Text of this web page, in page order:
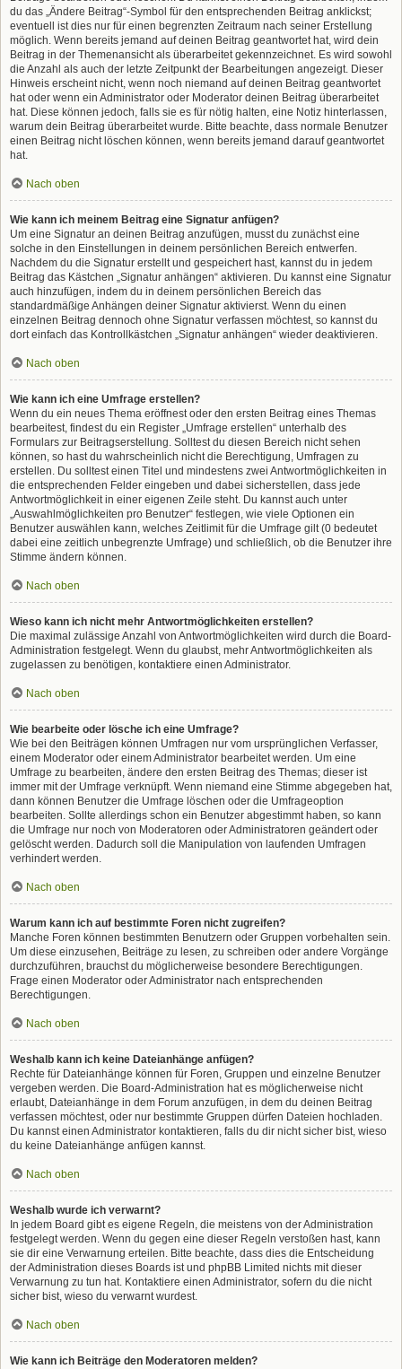
du das „Ändere Beitrag“-Symbol für den entsprechenden Beitrag anklickst;
eventuell ist dies nur für einen begrenzten Zeitraum nach seiner Erstellung
möglich. Wenn bereits jemand auf deinen Beitrag geantwortet hat, wird dein
Beitrag in der Themenansicht als überarbeitet gekennzeichnet. Es wird sowohl
die Anzahl als auch der letzte Zeitpunkt der Bearbeitungen angezeigt. Dieser
Hinweis erscheint nicht, wenn noch niemand auf deinen Beitrag geantwortet
hat oder wenn ein Administrator oder Moderator deinen Beitrag überarbeitet
hat. Diese können jedoch, falls sie es für nötig halten, eine Notiz hinterlassen,
warum dein Beitrag überarbeitet wurde. Bitte beachte, dass normale Benutzer
einen Beitrag nicht löschen können, wenn bereits jemand darauf geantwortet
hat.
Nach oben
Wie kann ich meinem Beitrag eine Signatur anfügen?
Um eine Signatur an deinen Beitrag anzufügen, musst du zunächst eine
solche in den Einstellungen in deinem persönlichen Bereich entwerfen.
Nachdem du die Signatur erstellt und gespeichert hast, kannst du in jedem
Beitrag das Kästchen „Signatur anhängen“ aktivieren. Du kannst eine Signatur
auch hinzufügen, indem du in deinem persönlichen Bereich das
standardmäßige Anhängen deiner Signatur aktivierst. Wenn du einen
einzelnen Beitrag dennoch ohne Signatur verfassen möchtest, so kannst du
dort einfach das Kontrollkästchen „Signatur anhängen“ wieder deaktivieren.
Nach oben
Wie kann ich eine Umfrage erstellen?
Wenn du ein neues Thema eröffnest oder den ersten Beitrag eines Themas
bearbeitest, findest du ein Register „Umfrage erstellen“ unterhalb des
Formulars zur Beitragserstellung. Solltest du diesen Bereich nicht sehen
können, so hast du wahrscheinlich nicht die Berechtigung, Umfragen zu
erstellen. Du solltest einen Titel und mindestens zwei Antwortmöglichkeiten in
die entsprechenden Felder eingeben und dabei sicherstellen, dass jede
Antwortmöglichkeit in einer eigenen Zeile steht. Du kannst auch unter
„Auswahlmöglichkeiten pro Benutzer“ festlegen, wie viele Optionen ein
Benutzer auswählen kann, welches Zeitlimit für die Umfrage gilt (0 bedeutet
dabei eine zeitlich unbegrenzte Umfrage) und schließlich, ob die Benutzer ihre
Stimme ändern können.
Nach oben
Wieso kann ich nicht mehr Antwortmöglichkeiten erstellen?
Die maximal zulässige Anzahl von Antwortmöglichkeiten wird durch die Board-
Administration festgelegt. Wenn du glaubst, mehr Antwortmöglichkeiten als
zugelassen zu benötigen, kontaktiere einen Administrator.
Nach oben
Wie bearbeite oder lösche ich eine Umfrage?
Wie bei den Beiträgen können Umfragen nur vom ursprünglichen Verfasser,
einem Moderator oder einem Administrator bearbeitet werden. Um eine
Umfrage zu bearbeiten, ändere den ersten Beitrag des Themas; dieser ist
immer mit der Umfrage verknüpft. Wenn niemand eine Stimme abgegeben hat,
dann können Benutzer die Umfrage löschen oder die Umfrageoption
bearbeiten. Sollte allerdings schon ein Benutzer abgestimmt haben, so kann
die Umfrage nur noch von Moderatoren oder Administratoren geändert oder
gelöscht werden. Dadurch soll die Manipulation von laufenden Umfragen
verhindert werden.
Nach oben
Warum kann ich auf bestimmte Foren nicht zugreifen?
Manche Foren können bestimmten Benutzern oder Gruppen vorbehalten sein.
Um diese einzusehen, Beiträge zu lesen, zu schreiben oder andere Vorgänge
durchzuführen, brauchst du möglicherweise besondere Berechtigungen.
Frage einen Moderator oder Administrator nach entsprechenden
Berechtigungen.
Nach oben
Weshalb kann ich keine Dateianhänge anfügen?
Rechte für Dateianhänge können für Foren, Gruppen und einzelne Benutzer
vergeben werden. Die Board-Administration hat es möglicherweise nicht
erlaubt, Dateianhänge in dem Forum anzufügen, in dem du deinen Beitrag
verfassen möchtest, oder nur bestimmte Gruppen dürfen Dateien hochladen.
Du kannst einen Administrator kontaktieren, falls du dir nicht sicher bist, wieso
du keine Dateianhänge anfügen kannst.
Nach oben
Weshalb wurde ich verwarnt?
In jedem Board gibt es eigene Regeln, die meistens von der Administration
festgelegt werden. Wenn du gegen eine dieser Regeln verstoßen hast, kann
sie dir eine Verwarnung erteilen. Bitte beachte, dass dies die Entscheidung
der Administration dieses Boards ist und phpBB Limited nichts mit dieser
Verwarnung zu tun hat. Kontaktiere einen Administrator, sofern du die nicht
sicher bist, wieso du verwarnt wurdest.
Nach oben
Wie kann ich Beiträge den Moderatoren melden?